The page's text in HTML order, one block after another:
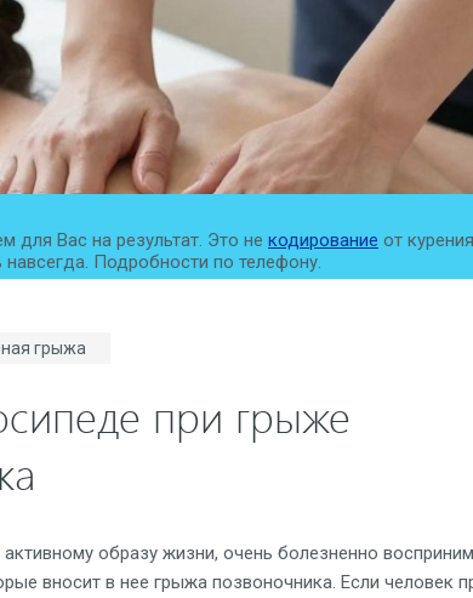
для Вас на результат. Это не кодирование от
навсегда. Подробности по телефону.
грыжа
при грыже
образу жизни, очень болезненно
вносит в нее грыжа позвоночника. Если человек